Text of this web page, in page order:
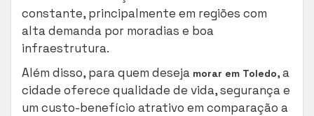
constante, principalmente em regiões com
alta demanda por moradias e boa
infraestrutura.
Além disso, para quem deseja morar em Toledo, a
cidade oferece qualidade de vida, segurança e
um custo-benefício atrativo em comparação a